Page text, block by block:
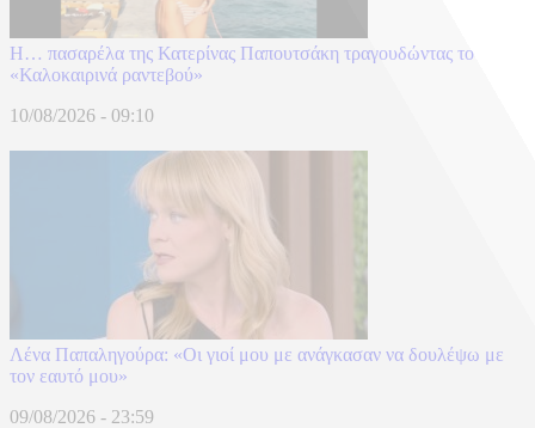
Η… πασαρέλα της Κατερίνας Παπουτσάκη τραγουδώντας το
«Καλοκαιρινά ραντεβού»
10/08/2026 - 09:10
Λένα Παπαληγούρα: «Οι γιοί μου με ανάγκασαν να δουλέψω με
τον εαυτό μου»
09/08/2026 - 23:59